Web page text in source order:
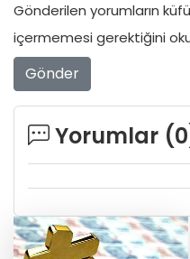
Gönderilen yorumların
içermemesi gerektiğini
Gönder
Yorumlar (0